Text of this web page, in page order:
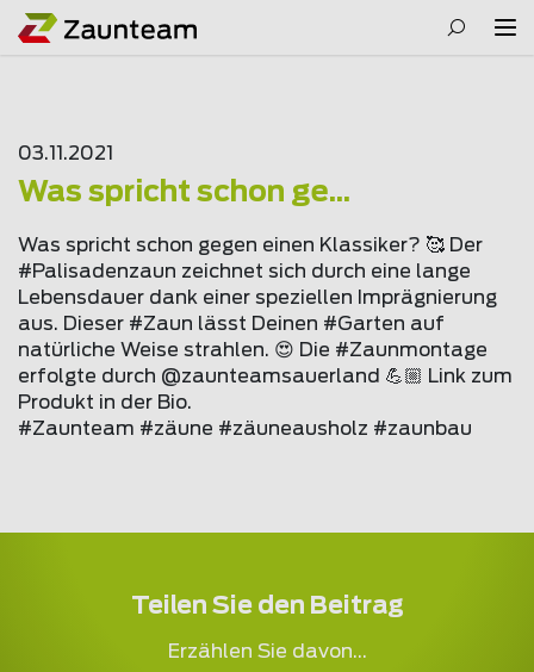
03.11.2021
Was spricht schon ge...
Was spricht schon gegen einen Klassiker? 🥰 Der
#Palisadenzaun zeichnet sich durch eine lange
Lebensdauer dank einer speziellen Imprägnierung
aus. Dieser #Zaun lässt Deinen #Garten auf
natürliche Weise strahlen. 😍 Die #Zaunmontage
erfolgte durch @zaunteamsauerland 💪🏼 Link zum
Produkt in der Bio.
#Zaunteam #zäune #zäuneausholz #zaunbau
Teilen Sie den Beitrag
Erzählen Sie davon...